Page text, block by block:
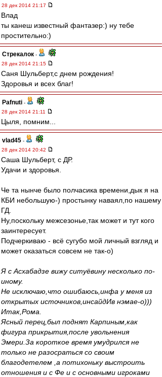
28 дек 2014 21:17
Влад
ты канеш известный фантазер:) ну тебе
простительно:)
Стрекалок -
28 дек 2014 21:15
Саня Шульберт,с днем рождения!
Здоровья и всех благ!
Pafnuti -
28 дек 2014 21:11
Цыля, помним...
vlad45 -
28 дек 2014 20:42
Саша Шульберт, с ДР.
Удачи и здоровья.
Че та нынче было полчасика времени,дык я на
КБИ небольшую-) простынку наваял,по нашему
ГД.
Ну,поскольку межсезонье,так может и тут кого
заинтересует.
Подчеркиваю - всё сугубо мой личный взгляд и
может оказаться совсем не так-о)
Я с Асхабадзе вижу ситуёвину несколько по-
иному.
Не исключаю,что ошибаюсь,инфа у меня из
открытых источников,инсайдИв нэмае-о)))
Итак,Рома.
Ясный перец,был поднят Карпиным,как
фигура прикрытия,после увольнения
Эмери.За короткое время умудрился не
только не разосраться со своим
благодетелем ,а потихоньку выстроить
отношения и с Фе и с основными игроками